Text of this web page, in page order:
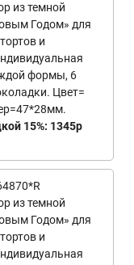
из темной
Годом» для
и
формы, 6
Цвет=
15%: 1345р
из темной
Годом» для
и